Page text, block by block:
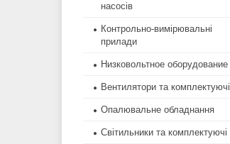
насосів
Контрольно-вимірювальні
прилади
Низковольтное оборудование
Вентилятори та комплектуючі
Опалювальне обладнання
Світильники та комплектуючі